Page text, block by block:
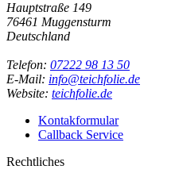
Hauptstraße 149
76461 Muggensturm
Deutschland
Telefon: 07222 98 13 50
E-Mail: info@teichfolie.de
Website: teichfolie.de
Kontakformular
Callback Service
Rechtliches